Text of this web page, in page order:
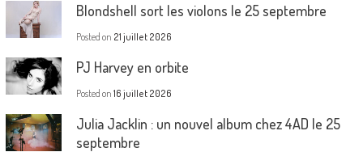
Blondshell sort les violons le 25 septembre
Posted on 21 juillet 2026
PJ Harvey en orbite
Posted on 16 juillet 2026
Julia Jacklin : un nouvel album chez 4AD le 25
septembre